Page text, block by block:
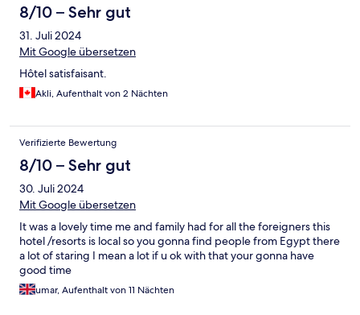
8/10 – Sehr gut
31. Juli 2024
Mit Google übersetzen
Hôtel satisfaisant.
Akli, Aufenthalt von 2 Nächten
Verifizierte Bewertung
8/10 – Sehr gut
30. Juli 2024
Mit Google übersetzen
It was a lovely time me and family had for all the foreigners this
hotel /resorts is local so you gonna find people from Egypt there
a lot of staring I mean a lot if u ok with that your gonna have
good time
umar, Aufenthalt von 11 Nächten